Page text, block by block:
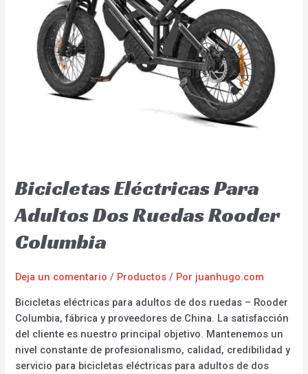
Bicicletas Eléctricas Para
Adultos Dos Ruedas Rooder
Columbia
Deja un comentario / Productos / Por juanhugo.com
Bicicletas eléctricas para adultos de dos ruedas – Rooder
Columbia, fábrica y proveedores de China. La satisfacción
del cliente es nuestro principal objetivo. Mantenemos un
nivel constante de profesionalismo, calidad, credibilidad y
servicio para bicicletas eléctricas para adultos de dos